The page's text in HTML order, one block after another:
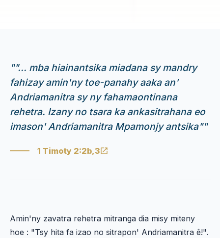
""... mba hiainantsika miadana sy mandry
fahizay amin'ny toe-panahy aaka an'
Andriamanitra sy ny fahamaontinana
rehetra. Izany no tsara ka ankasitrahana eo
imason' Andriamanitra Mpamonjy antsika""
1 Timoty 2:2b,3
Amin'ny zavatra rehetra mitranga dia misy miteny
hoe : "Tsy hita fa izao no sitrapon' Andriamanitra ê!".